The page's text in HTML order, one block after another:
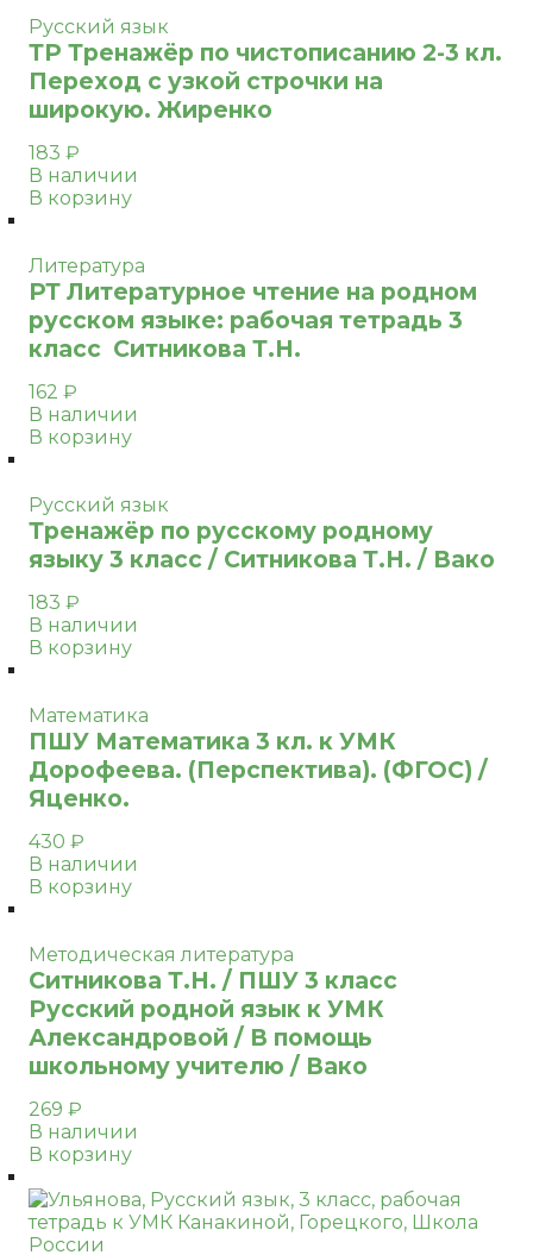
Русский язык
ТР Тренажёр по чистописанию 2-3 кл.
Переход с узкой строчки на
широкую. Жиренко
183 ₽
В наличии
В корзину
Литература
РТ Литературное чтение на родном
русском языке: рабочая тетрадь 3
класс Ситникова Т.Н.
162 ₽
В наличии
В корзину
Русский язык
Тренажёр по русскому родному
языку 3 класс / Ситникова Т.Н. / Вако
183 ₽
В наличии
В корзину
Математика
ПШУ Математика 3 кл. к УМК
Дорофеева. (Перспектива). (ФГОС) /
Яценко.
430 ₽
В наличии
В корзину
Методическая литература
Ситникова Т.Н. / ПШУ 3 класс
Русский родной язык к УМК
Александровой / В помощь
школьному учителю / Вако
269 ₽
В наличии
В корзину